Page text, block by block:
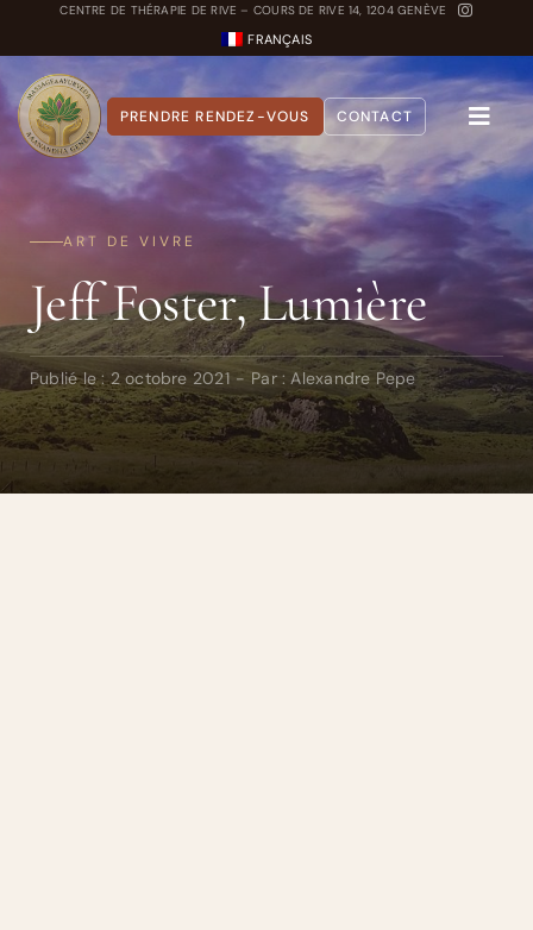
contenu
CENTRE DE THÉRAPIE DE RIVE – COURS DE RIVE 14, 1204 GENÈVE
FRANÇAIS
Toggle
A propos
Carnet Ayurvédique
Quiz Dosha
PRENDRE RENDEZ-VOUS CONTACT
ART DE VIVRE
Jeff Foster, Lumière
Publié le : 2 octobre 2021 - Par : Alexandre Pepe